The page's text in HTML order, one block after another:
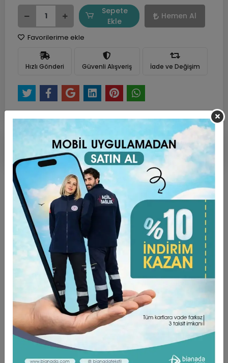
Sepete
Ekle
Hemen Al
Favorilerime ekle
Hızlı Gönderi Güvenli Alışveriş İade ve Değişim
Ürün Açıklaması Garanti ve Teslimat
Taksit Seçenekleri Yorumlar
ÜRÜN ÖZELLİKLERİ ;
Kumaş türü alpaka kumaştır.(%75 poly + %25 viscon)
Kumaşlarımız ÖZEL DOKUMA Kumaşlardır.
Dokunuşu Yumuşak, Yüksek Oranda Nefes Alabilen
Rahat Bir Kumaş Türüdür.
Pantolon Yapısı;